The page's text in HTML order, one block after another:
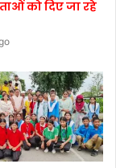
को दिए जा रहे